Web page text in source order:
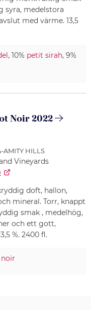
syra, medelstora
med värme. 13,5
, 10% petit sirah, 9%
Noir 2022
AMITY HILLS
Vineyards
doft, hallon,
mineral. Torr, knappt
smak , medelhög,
och ett gott,
%. 2400 fl.